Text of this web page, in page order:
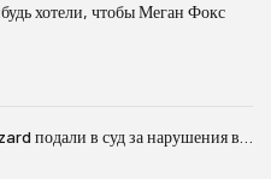
хотели, чтобы Меган Фокс
подали в суд за нарушения в…